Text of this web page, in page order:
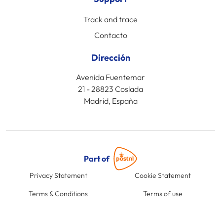
Track and trace
Contacto
Dirección
Avenida Fuentemar
21 - 28823 Coslada
Madrid, España
Part of
Privacy Statement Cookie Statement
Terms & Conditions Terms of use